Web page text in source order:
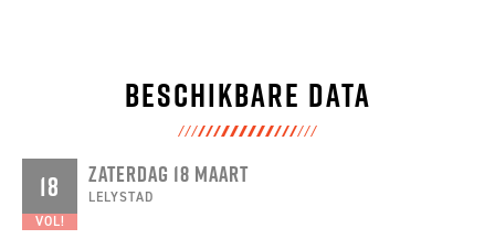
Beschikbare data
18
VOL!
ZATERDAG 18 MAART
LELYSTAD